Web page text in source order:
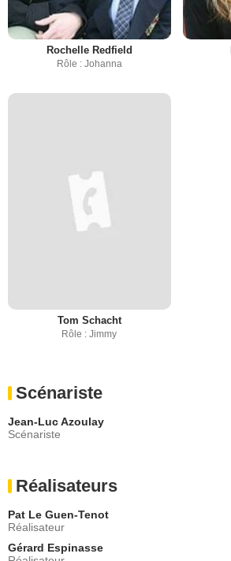
Rochelle Redfield
Rôle : Johanna
Tom Schacht
Rôle : Jimmy
Scénariste
Jean-Luc Azoulay
Scénariste
Réalisateurs
Pat Le Guen-Tenot
Réalisateur
Gérard Espinasse